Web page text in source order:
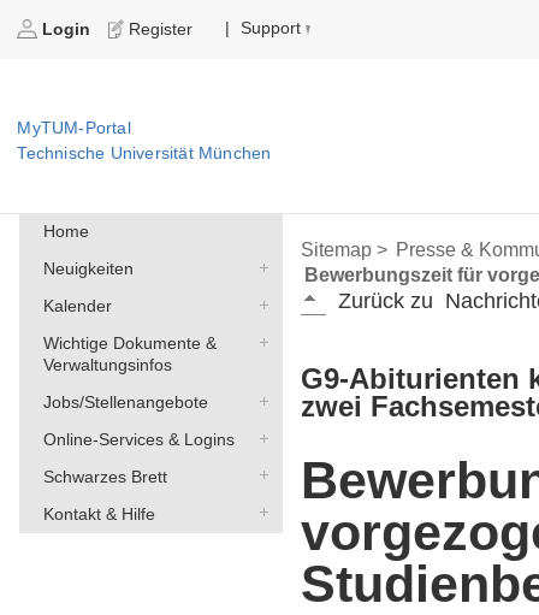
Login Register | Support
MyTUM-Portal
Technische Universität München
Home
Neuigkeiten
Kalender
Wichtige Dokumente &
Verwaltungsinfos
Jobs/Stellenangebote
Online-Services & Logins
Schwarzes Brett
Kontakt & Hilfe
Sitemap > Presse &
Bewerbungszeit für
Zurück zu
G9-Abiturienten
zwei